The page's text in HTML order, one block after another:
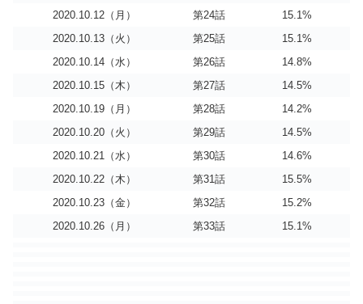
2020.10.12（月）
第24話
15.1%
2020.10.13（火）
第25話
15.1%
2020.10.14（水）
第26話
14.8%
2020.10.15（木）
第27話
14.5%
2020.10.19（月）
第28話
14.2%
2020.10.20（火）
第29話
14.5%
2020.10.21（水）
第30話
14.6%
2020.10.22（木）
第31話
15.5%
2020.10.23（金）
第32話
15.2%
2020.10.26（月）
第33話 15.1%